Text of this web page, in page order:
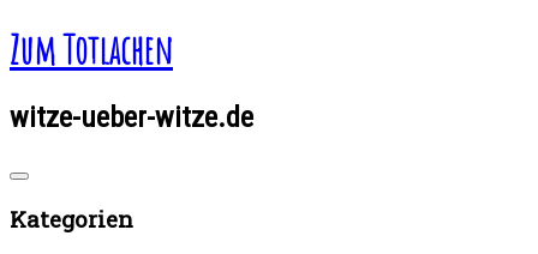
Zum Totlachen
witze-ueber-witze.de
Kategorien